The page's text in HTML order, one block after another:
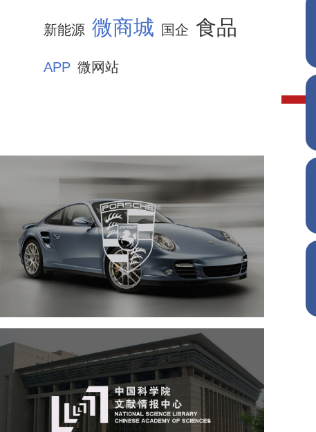
新能源 微商城 国企 食品
APP 微网站
保时捷
汽车行业 APP 品牌官网 定制开发
中国科学院文献情报中心
机构组织 网站建设
虚拟展厅